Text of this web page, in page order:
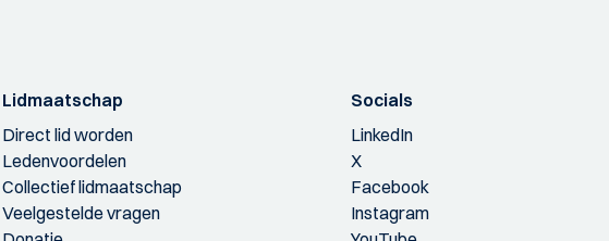
Lidmaatschap
Direct lid worden
Ledenvoordelen
Collectief lidmaatschap
Veelgestelde vragen
Socials
LinkedIn
X
Facebook
Instagram